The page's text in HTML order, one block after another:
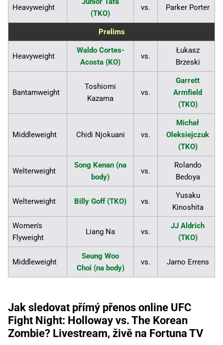
Heavyweight
(TKO)
vs. Parker Porter
Prelims
Heavyweight
Waldo Cortes-
Acosta (KO)
vs.
Łukasz
Brzeski
Bantamweight
Toshiomi
Kazama
vs.
Garrett
Armfield
(TKO)
Middleweight Chidi Njokuani vs.
Michał
Oleksiejczuk
(TKO)
Welterweight
Song Kenan (na
body)
vs.
Rolando
Bedoya
Welterweight Billy Goff (TKO) vs.
Yusaku
Kinoshita
Women's
Flyweight
Liang Na vs.
JJ Aldrich
(TKO)
Middleweight
Seung Woo
Choi (na body)
vs. Jarno Errens
Jak sledovat přímý přenos online UFC
Fight Night: Holloway vs. The Korean
Zombie? Livestream, živě na Fortuna TV